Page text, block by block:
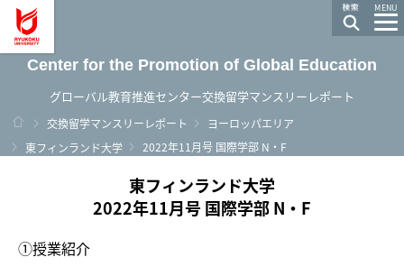
MENU
Center for the Promotion of Global Education
グローバル教育推進センター交換留学マンスリーレポート
ホーム
交換留学マンスリーレポート
ヨーロッパエリア
東フィンランド大学
2022年11月号 国際学部 N・F
東フィンランド大学
2022年11月号 国際学部 N・F
①授業紹介